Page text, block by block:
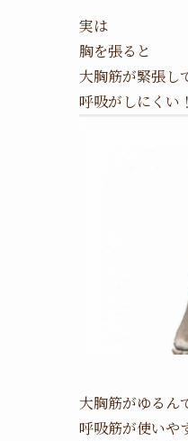
実は
胸を張ると
大胸筋が緊張し
呼吸がしにくい
大胸筋がゆるん
呼吸筋が使いや